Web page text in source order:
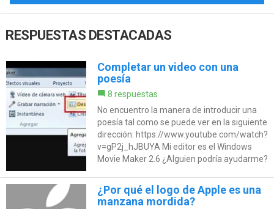
RESPUESTAS DESTACADAS
Completar un video con una
poesía
8 respuestas
No encuentro la manera de introducir una
poesía tal como se puede ver en la siguiente
dirección: https://www.youtube.com/watch?
v=gP2j_hJBUYA Mi editor es el Windows
Movie Maker 2.6 ¿Alguien podría ayudarme?
¿Por qué el logo de Apple es una
manzana mordida?